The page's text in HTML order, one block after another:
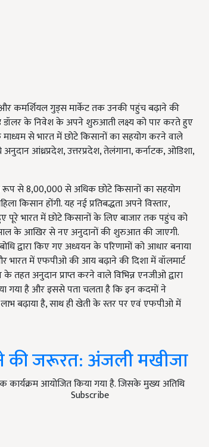
Subscribe
कमर्शियल गुड्स मार्केट तक उनकी पहुंच बढ़ाने की
डॉलर के निवेश के अपने शुरुआती लक्ष्य को पार करते हुए
से भारत में छोटे किसानों का सहयोग करने वाले
आंध्रप्रदेश, उत्तरप्रदेश, तेलंगाना, कर्नाटक, ओडिशा,
रूप से 8,00,000 से अधिक छोटे किसानों का सहयोग
किसान होंगी. यह नई प्रतिबद्धता अपने विस्तार,
पूरे भारत में छोटे किसानों के लिए बाजार तक पहुंच को
साल के आखिर से नए अनुदानों की शुरुआत की जाएगी.
द्वारा किए गए अध्ययन के परिणामों को आधार बनाया
भारत में एफपीओ की आय बढ़ाने की दिशा में वॉलमार्ट
अनुदान प्राप्त करने वाले विभिन्न एनजीओ द्वारा
गया है और इससे पता चलता है कि इन कदमों ने
बढ़ाया है, साथ ही खेती के स्तर पर एवं एफपीओ में
की जरूरत: अंजली मखीजा
कार्यक्रम आयोजित किया गया है. जिसके मुख्य अतिथि